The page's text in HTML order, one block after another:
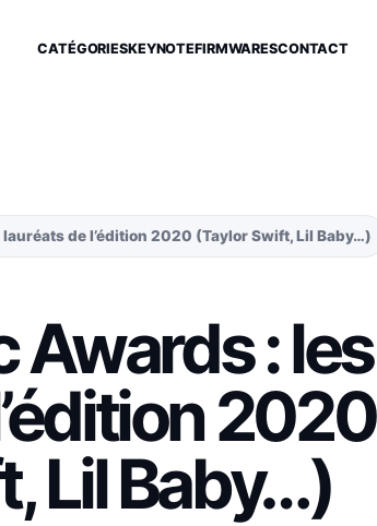
CATÉGORIESKEYNOTEFIRMWARESCONTACT
de l’édition 2020 (Taylor Swift, Lil Baby…)
Awards : les
2020
Lil Baby…)